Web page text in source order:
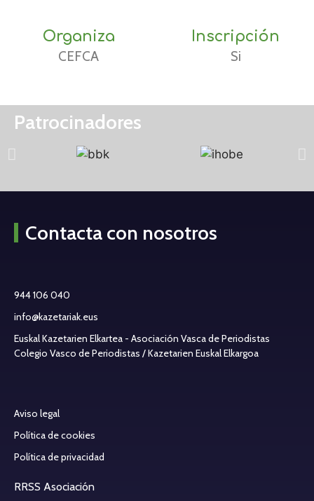
Organiza
CEFCA
Inscripción
Si
Patrocinadores
Contacta con nosotros
944 106 040
info@kazetariak.eus
Euskal Kazetarien Elkartea - Asociación Vasca de Periodistas
Colegio Vasco de Periodistas / Kazetarien Euskal Elkargoa
Aviso legal
Política de cookies
Política de privacidad
RRSS Asociación